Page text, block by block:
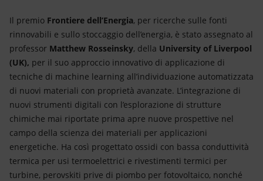
Il premio Frontiere dell’Energia, per ricerche sulle fonti
rinnovabili e sullo stoccaggio dell’energia, è stato assegnato al
professor Matthew Rosseinsky, della University of Liverpool
(UK), per il suo approccio innovativo di applicazione di
tecniche di machine learning all’individuazione automatizzata
di nuovi materiali con proprietà avanzate. L’integrazione di
nuovi strumenti digitali con l’esplorazione di strutture
chimiche mai riportate prima apre nuove prospettive nel
campo della scienza dei materiali per applicazioni
energetiche. Ha così progettato ossidi con bassa conduttività
termica per usi termoelettrici e rivestimenti termici per
turbine, perovskiti prive di piombo per fotovoltaico, nonché